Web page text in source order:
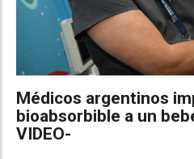
Médicos argentinos
bioabsorbible a un
VIDEO-